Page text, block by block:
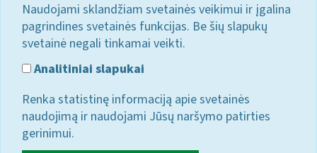
Naudojami sklandžiam svetainės veikimui ir įgalina
pagrindines svetainės funkcijas. Be šių slapukų
svetainė negali tinkamai veikti.
Analitiniai slapukai
Renka statistinę informaciją apie svetainės
naudojimą ir naudojami Jūsų naršymo patirties
gerinimui.